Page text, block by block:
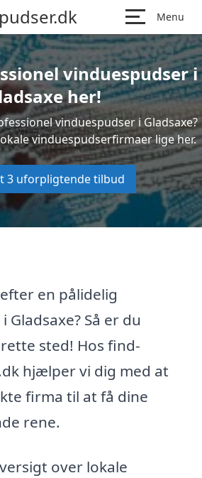
Menu
vinduespudser i
her!
vinduespudser i Gladsaxe?
vinduespudserfirmaer lige her.
3 uforpligtende tilbud
en pålidelig
Så er du
sted! Hos find-
hjælper vi dig med at
firma til at få dine
rene.
over lokale